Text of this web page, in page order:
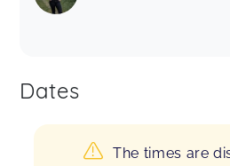
Dates
The times are